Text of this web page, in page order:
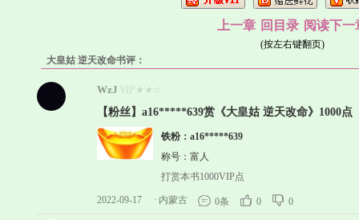
上一章 回目录 阅读下一
(按左右键翻页)
大皇姑 逆天改命书评：
WzJ VIP★★☆
【粉丝】a16*****639赏《大皇姑 逆天改命》1000点
铁粉：a16*****639
称号：富人
打赏本书1000VIP点
2022-09-17 · 内蒙古 0条 0 0